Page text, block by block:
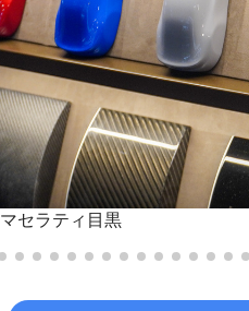
マセラティ目黒